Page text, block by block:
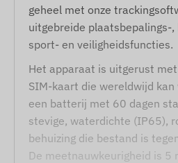
geheel met onze
uitgebreide plaatsbepalings-
sport- en veiligheidsfuncties.
Het apparaat is uitgerust
SIM-kaart die wereldwijd
een batterij met 60 dagen
stevige, waterdichte (IP65),
behuizing die bestand is
De meetnauwkeurigheid is 5